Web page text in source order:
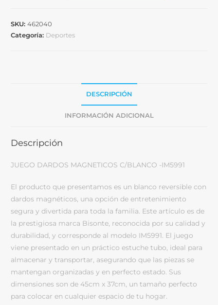
SKU:462040
Categoría: Deportes
DESCRIPCIÓN
INFORMACIÓN ADICIONAL
Descripción
JUEGO DARDOS MAGNETICOS C/BLANCO -IM5991
El producto que presentamos es un blanco reversible con
dardos magnéticos, una opción de entretenimiento
segura y divertida para toda la familia. Este artículo es de
la prestigiosa marca Bisonte, reconocida por su calidad y
durabilidad, y corresponde al modelo IM5991. El juego
viene presentado en un práctico estuche tubo, ideal para
almacenar y transportar, asegurando que las piezas se
mantengan organizadas y en perfecto estado. Sus
dimensiones son de 45cm x 37cm, un tamaño perfecto
para colocar en cualquier espacio de tu hogar.